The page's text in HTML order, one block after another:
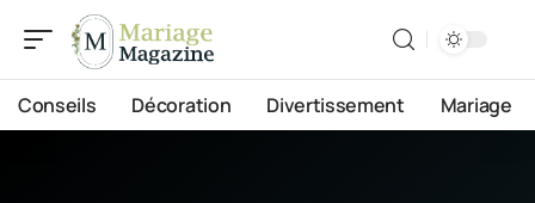
Conseils Décoration Divertissement Mariage